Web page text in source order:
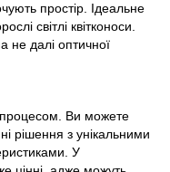
простір. Ідеальне
світлі квітконоси.
не далі оптичної
процесом. Ви можете
рішення з унікальними
У